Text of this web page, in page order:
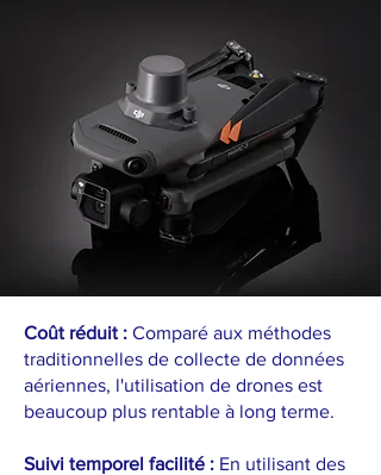
Coût réduit : Comparé aux méthodes
traditionnelles de collecte de données
aériennes, l'utilisation de drones est
beaucoup plus rentable à long terme.
Suivi temporel facilité : En utilisant des